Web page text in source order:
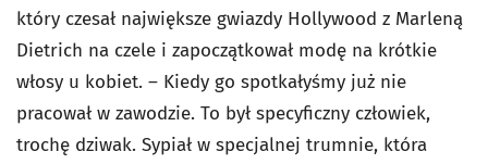
który czesał największe gwiazdy Hollywood z Marleną
Dietrich na czele i zapoczątkował modę na krótkie
włosy u kobiet. – Kiedy go spotkałyśmy już nie
pracował w zawodzie. To był specyficzny człowiek,
trochę dziwak. Sypiał w specjalnej trumnie, która